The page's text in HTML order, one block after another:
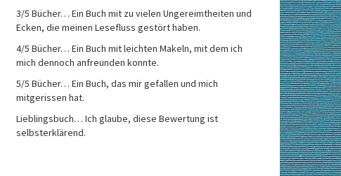
3/5 Bücher… Ein Buch mit zu vielen Ungereimtheiten und
Ecken, die meinen Lesefluss gestört haben.
4/5 Bücher… Ein Buch mit leichten Makeln, mit dem ich
mich dennoch anfreunden konnte.
5/5 Bücher… Ein Buch, das mir gefallen und mich
mitgerissen hat.
Lieblingsbuch… Ich glaube, diese Bewertung ist
selbsterklärend.